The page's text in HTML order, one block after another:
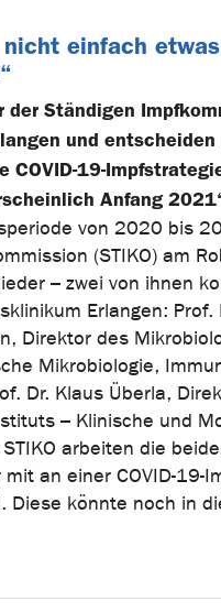
nicht einfach etwas
Ständigen
und
COVID-19-
Anfang
von 2020 bis
(STIKO) am
– zwei von ihnen
Erlangen: Prof.
Direktor des
Mikrobiologie,
Dr. Klaus Überla,
– Klinische und
arbeiten die
an einer COVID-19-
Diese könnte noch in